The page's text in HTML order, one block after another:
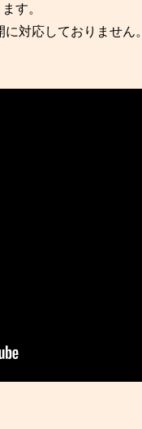
す。
対応しておりません。